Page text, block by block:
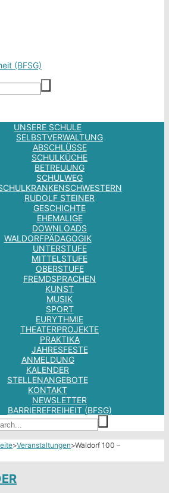
(BFSG)
UNSERE SCHULE
SELBSTVERWALTUNG
ABSCHLÜSSE
SCHULKÜCHE
BETREUUNG
SCHULWEG
RUDOLF STEINER
GESCHICHTE
EHEMALIGE
DOWNLOADS
WALDORFPÄDAGOGIK
UNTERSTUFE
MITTELSTUFE
OBERSTUFE
FREMDSPRACHEN
KUNST
MUSIK
SPORT
EURYTHMIE
THEATERPROJEKTE
PRAKTIKA
JAHRESFESTE
ANMELDUNG
KALENDER
STELLENANGEBOTE
KONTAKT
NEWSLETTER
BARRIEREFREIHEIT (BFSG)
>Veranstaltungen>Waldorf 100 –